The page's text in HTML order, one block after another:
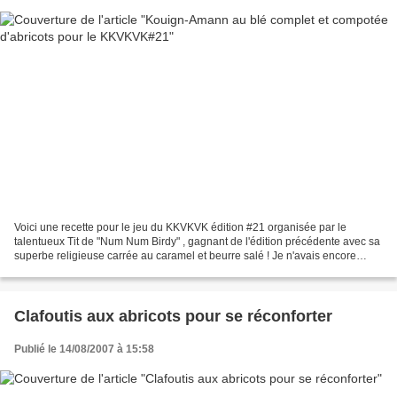
Voici une recette pour le jeu du KKVKVK édition #21 organisée par le
talentueux Tit de "Num Num Birdy" , gagnant de l'édition précédente avec sa
superbe religieuse carrée au caramel et beurre salé ! Je n'avais encore
Clafoutis aux abricots pour se réconforter
Publié le 14/08/2007 à 15:58